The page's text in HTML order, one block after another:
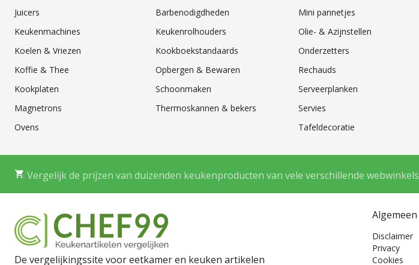
Juicers
Keukenmachines
Koelen & Vriezen
Koffie & Thee
Kookplaten
Magnetrons
Ovens
Barbenodigdheden
Keukenrolhouders
Kookboekstandaards
Opbergen & Bewaren
Schoonmaken
Thermoskannen & bekers
Mini pannetjes
Olie- & Azijnstellen
Onderzetters
Rechauds
Serveerplanken
Servies
Tafeldecoratie
Vergelijk de prijzen van duizenden keukenproducten van vele verschillende webwinkels
De vergelijkingssite voor eetkamer en keuken artikelen
Algemeen
Disclaimer
Privacy
Cookies